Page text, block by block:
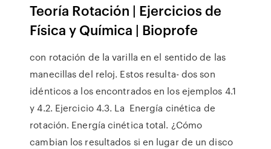
Teoría Rotación | Ejercicios de
Física y Química | Bioprofe
con rotación de la varilla en el sentido de las
manecillas del reloj. Estos resulta- dos son
idénticos a los encontrados en los ejemplos 4.1
y 4.2. Ejercicio 4.3. La Energía cinética de
rotación. Energía cinética total. ¿Cómo
cambian los resultados si en lugar de un disco